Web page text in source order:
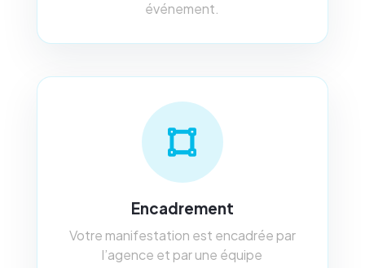
événement.
Encadrement
Votre manifestation est encadrée par
l’agence et par une équipe